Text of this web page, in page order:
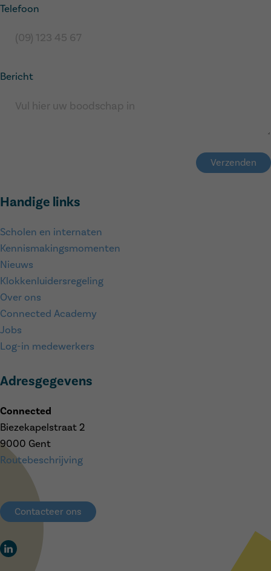
Telefoon
Bericht
Verzenden
Contacteer ons
Handige links
Scholen en internaten
Kennismakingsmomenten
Nieuws
Klokkenluidersregeling
Over ons
Connected Academy
Jobs
Log-in medewerkers
Adresgegevens
Connected
Biezekapelstraat 2
9000 Gent
Routebeschrijving